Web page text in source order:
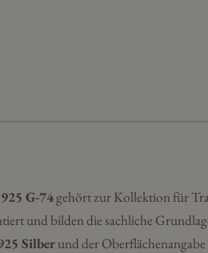
G-74gehört zur Kollektion für
und bilden die sachliche
Silberund der Oberflächenangabe